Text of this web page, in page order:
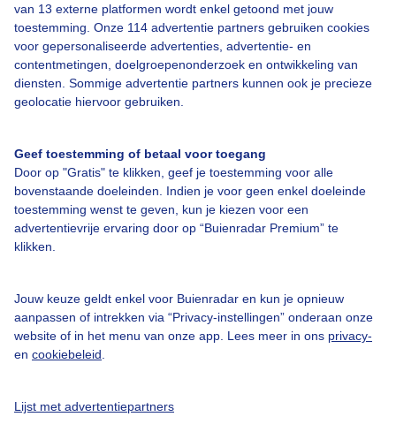
van 13 externe platformen wordt enkel getoond met jouw
toestemming. Onze 114 advertentie partners gebruiken cookies
voor gepersonaliseerde advertenties, advertentie- en
contentmetingen, doelgroepenonderzoek en ontwikkeling van
diensten. Sommige advertentie partners kunnen ook je precieze
geolocatie hiervoor gebruiken.
Geef toestemming of betaal voor toegang
Door op "Gratis" te klikken, geef je toestemming voor alle
bovenstaande doeleinden. Indien je voor geen enkel doeleinde
toestemming wenst te geven, kun je kiezen voor een
advertentievrije ervaring door op “Buienradar Premium” te
klikken.
Jouw keuze geldt enkel voor Buienradar en kun je opnieuw
aanpassen of intrekken via “Privacy-instellingen” onderaan onze
website of in het menu van onze app. Lees meer in ons privacy-
en cookiebeleid
Lijst met advertentiepartners
Over Buienradar
Veelgestelde vragen
Contact
Toegankelijkheid
Gebruikersvoorwaarden
Buienradar Team
Privacy beleid